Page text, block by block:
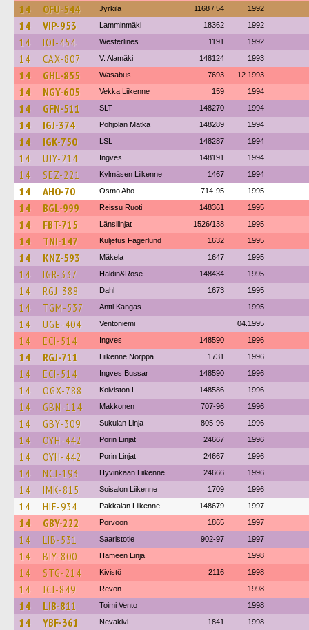
14 OFU-544 Jyrkilä 1168 / 54 1992
14 VIP-953 Lamminmäki 18362 1992
14 IOI-454 Westerlines 1191 1992
14 CAX-807 V. Alamäki 148124 1993
14 GHL-855 Wasabus 7693 12.1993
14 NGY-605 Vekka Liikenne 159 1994
14 GFN-511 SLT 148270 1994
14 IGJ-374 Pohjolan Matka 148289 1994
14 IGK-750 LSL 148287 1994
14 UJY-214 Ingves 148191 1994
14 SEZ-221 Kylmäsen Liikenne 1467 1994
14 AHO-70 Osmo Aho 714-95 1995
14 BGL-999 Reissu Ruoti 148361 1995
14 FBT-715 Länsilinjat 1526/138 1995
14 TNI-147 Kuljetus Fagerlund 1632 1995
14 KNZ-593 Mäkela 1647 1995
14 IGR-337 Haldin&Rose 148434 1995
14 RGJ-388 Dahl 1673 1995
14 TGM-537 Antti Kangas 1995
14 UGE-404 Ventoniemi 04.1995
14 ECI-514 Ingves 148590 1996
14 RGJ-711 Liikenne Norppa 1731 1996
14 ECI-514 Ingves Bussar 148590 1996
14 OGX-788 Koiviston L 148586 1996
14 GBN-114 Makkonen 707-96 1996
14 GBY-309 Sukulan Linja 805-96 1996
14 OYH-442 Porin Linjat 24667 1996
14 OYH-442 Porin Linjat 24667 1996
14 NCJ-193 Hyvinkään Liikenne 24666 1996
14 IMK-815 Soisalon Liikenne 1709 1996
14 HIF-934 Pakkalan Liikenne 148679 1997
14 GBY-222 Porvoon 1865 1997
14 LIB-531 Saaristotie 902-97 1997
14 BIY-800 Hämeen Linja 1998
14 STG-214 Kivistö 2116 1998
14 JCJ-849 Revon 1998
14 LIB-811 Toimi Vento 1998
14 YBF-361 Nevakivi 1841 1998